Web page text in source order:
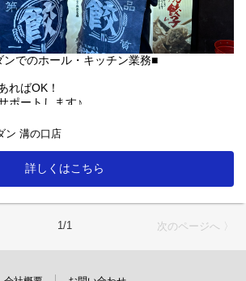
でのホール・キッチン業務■
ればOK！
ポートします♪
られるようになっていますので、
上がり下さい」
する時は、こんな説明を！
ちゃ近いので接客を楽しんで下さいね♪
ン 溝の口店
詳しくはこちら
1/1 次のページへ 〉